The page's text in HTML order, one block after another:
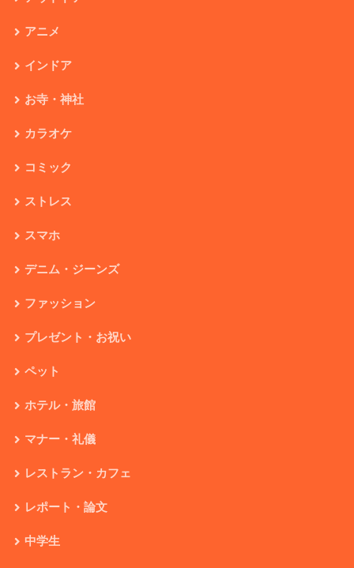
アニメ
インドア
お寺・神社
カラオケ
コミック
ストレス
スマホ
デニム・ジーンズ
ファッション
プレゼント・お祝い
ペット
ホテル・旅館
マナー・礼儀
レストラン・カフェ
レポート・論文
中学生